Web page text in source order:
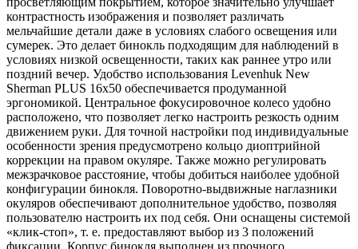
контрастность изображения и позволяет различать
мельчайшие детали даже в условиях слабого освещения или
сумерек. Это делает бинокль подходящим для наблюдений в
условиях низкой освещенности, таких как раннее утро или
поздний вечер. Удобство использования Levenhuk New
Sherman PLUS 16x50 обеспечивается продуманной
эргономикой. Центральное фокусировочное колесо удобно
расположено, что позволяет легко настроить резкость одним
движением руки. Для точной настройки под индивидуальные
особенности зрения предусмотрено кольцо диоптрийной
коррекции на правом окуляре. Также можно регулировать
межзрачковое расстояние, чтобы добиться наиболее удобной
конфигурации бинокля. Поворотно-выдвижные наглазники
окуляров обеспечивают дополнительное удобство, позволяя
пользователю настроить их под себя. Они оснащены системой
«клик-стоп», т. е. предоставляют выбор из 3 положений
фиксации. Корпус бинокля выполнен из прочного